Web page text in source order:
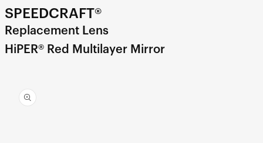
SPEEDCRAFT®
Replacement Lens
HiPER® Red Multilayer Mirror
informations
sur le